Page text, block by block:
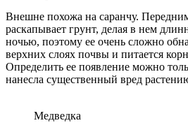
Внешне похожа на саранчу.
раскапывает грунт, делая в нем
ночью, поэтому ее очень сложно
верхних слоях почвы и питается
Определить ее появление можно
нанесла существенный вред
Медведка